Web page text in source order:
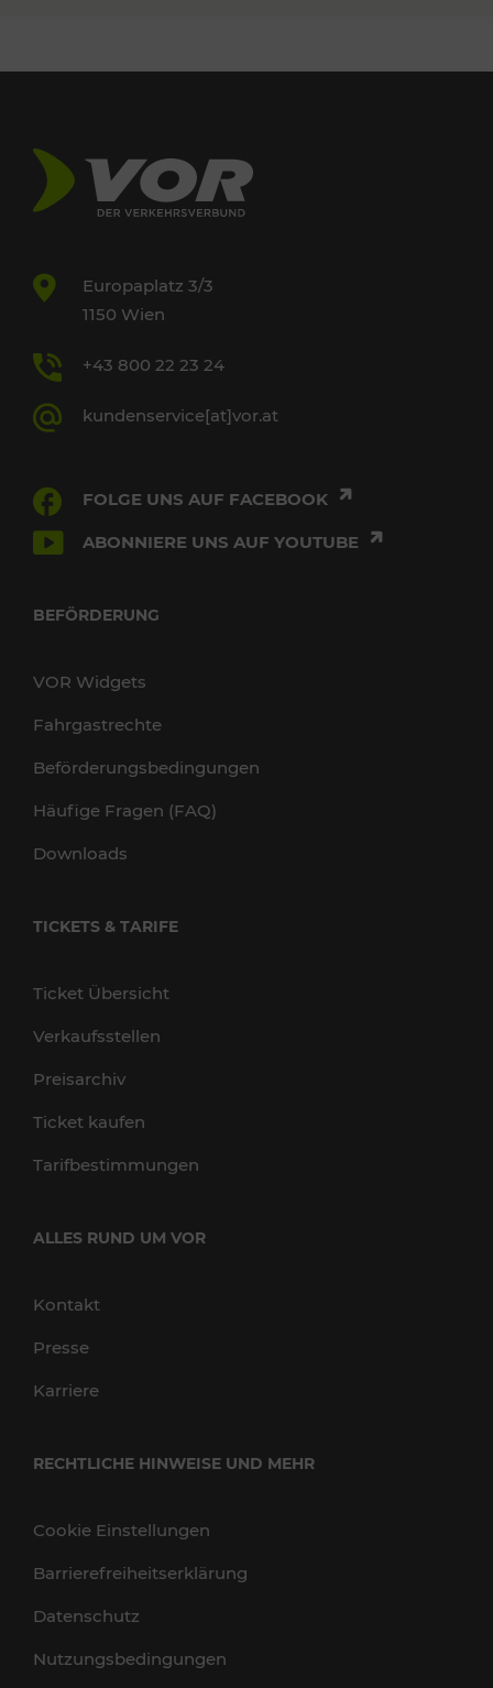
Europaplatz 3/3
1150 Wien
+43 800 22 23 24
kundenservice[at]vor.at
FOLGE UNS AUF FACEBOOK
ABONNIERE UNS AUF YOUTUBE
BEFÖRDERUNG
VOR Widgets
Fahrgastrechte
Beförderungsbedingungen
Häufige Fragen (FAQ)
Downloads
TICKETS & TARIFE
Ticket Übersicht
Verkaufsstellen
Preisarchiv
Ticket kaufen
Tarifbestimmungen
ALLES RUND UM VOR
Kontakt
Presse
Karriere
RECHTLICHE HINWEISE UND MEHR
Cookie Einstellungen
Barrierefreiheitserklärung
Datenschutz
Nutzungsbedingungen